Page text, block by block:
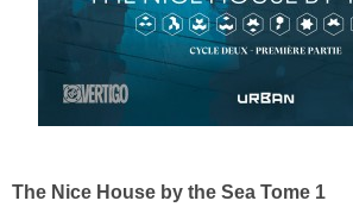
The Nice House by the Sea Tome 1